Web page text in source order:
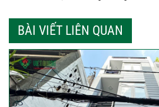
BÀI VIẾT LIÊN QUAN